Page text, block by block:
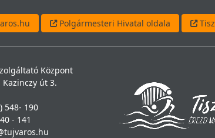
Polgármesteri Hivatal oldala
Központ
út 3.
548- 190
- 141